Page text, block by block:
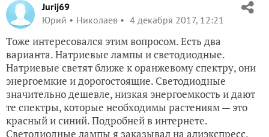
Jurij69
Юрий
Николаев 4 декабря 2017, 12:21
Тоже интересовался этим вопросом. Есть два
варианта. Натриевые лампы и светодиодные.
Натриевые светят ближе к оранжевому спектру, они
энергоемкие и дорогостоящие. Светодиодные
значительно дешевле, низкая энергоемкость и дают
те спектры, которые необходимы растениям — это
красный и синий. Подробней в интернете.
Светодиодные лампы я заказывал на алиэкспресс.